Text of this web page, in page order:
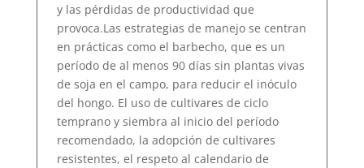
y las pérdidas de productividad que
provoca.Las estrategias de manejo se centran
en prácticas como el barbecho, que es un
período de al menos 90 días sin plantas vivas
de soja en el campo, para reducir el inóculo
del hongo. El uso de cultivares de ciclo
temprano y siembra al inicio del período
recomendado, la adopción de cultivares
resistentes, el respeto al calendario de